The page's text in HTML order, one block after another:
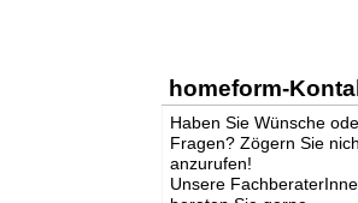
homeform-
Haben Sie Wünsche
Fragen? Zögern Sie
anzurufen!
Unsere